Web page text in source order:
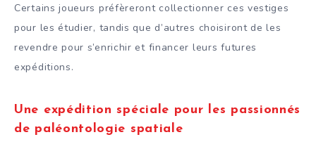
Certains joueurs préfèreront collectionner ces vestiges
pour les étudier, tandis que d’autres choisiront de les
revendre pour s’enrichir et financer leurs futures
expéditions.
Une expédition spéciale pour les passionnés
de paléontologie spatiale